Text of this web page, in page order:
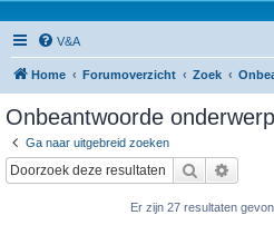
V&A
Home Forumoverzicht Zoek
Onbeantwoorde
Ga naar uitgebreid zoeken
Zoek
Er zijn 27 resultaten